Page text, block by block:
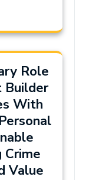
Role
Builder
With
Crime
Value